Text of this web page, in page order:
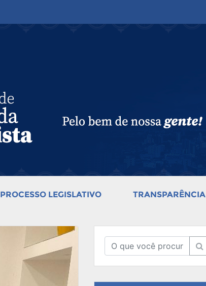
PROCESSO LEGISLATIVO TRANSPARÊNCIA